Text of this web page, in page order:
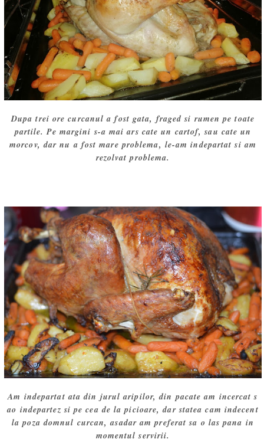
Dupa trei ore curcanul a fost gata, fraged si rumen pe toate
partile. Pe margini s-a mai ars cate un cartof, sau cate un
morcov, dar nu a fost mare problema, le-am indepartat si am
rezolvat problema.
Am indepartat ata din jurul aripilor, din pacate am incercat s
ao indepartez si pe cea de la picioare, dar statea cam indecent
la poza domnul curcan, asadar am preferat sa o las pana in
momentul servirii.